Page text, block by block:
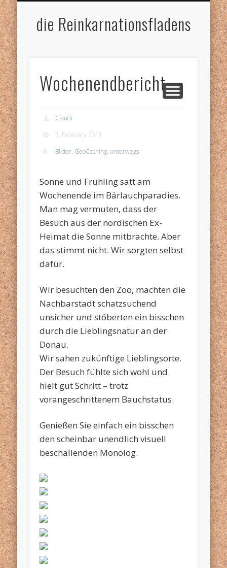
die Reinkarnationsfladens
Wochenendbericht
Claudi
7. February 2011
Bilder, GeoCaching, unterwegs
Sonne und Frühling satt am
Wochenende im Bärlauchparadies.
Man mag vermuten, dass der
Besuch aus der nordischen Ex-
Heimat die Sonne mitbrachte. Aber
das stimmt nicht. Wir sorgten selbst
dafür.
Wir besuchten den Zoo, machten die
Nachbarstadt schatzsuchend
unsicher und stöberten ein bisschen
durch die Lieblingsnatur an der
Donau.
Wir sahen zukünftige Lieblingsorte.
Der Besuch fühlte sich wohl und
hielt gut Schritt – trotz
vorangeschrittenem Bauchstatus.
Genießen Sie einfach ein bisschen
den scheinbar unendlich visuell
beschallenden Monolog.